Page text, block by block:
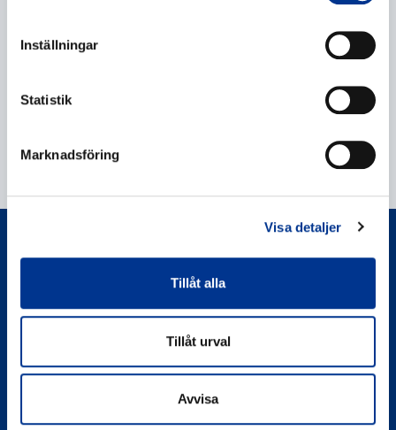
Inställningar
Statistik
Marknadsföring
Visa detaljer
Tillåt alla
Tillåt urval
Avvisa
Sören Berner Sweden AB
Berner Lab